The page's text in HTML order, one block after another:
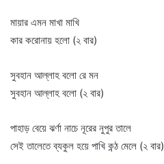
মায়ার এমন মাখা মাখি
কার করোনায় হলো (২ বার)
সুবহান আল্লাহ বলো রে মন
সুবহান আল্লাহ বলো (২ বার)
পাহাড় বেয়ে ঝর্ণা নাচে নূরের নুপুর তালে
সেই তালেতে ব্যকুল হয়ে পাখি কন্ঠ মেলে (২ বার)